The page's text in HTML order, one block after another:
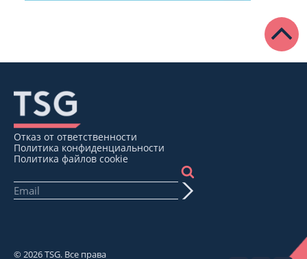
Отказ от ответственности
Политика конфиденциальности
Политика файлов cookie
© 2026 TSG. Все права